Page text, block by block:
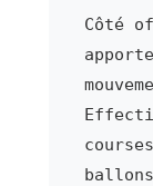
Côté